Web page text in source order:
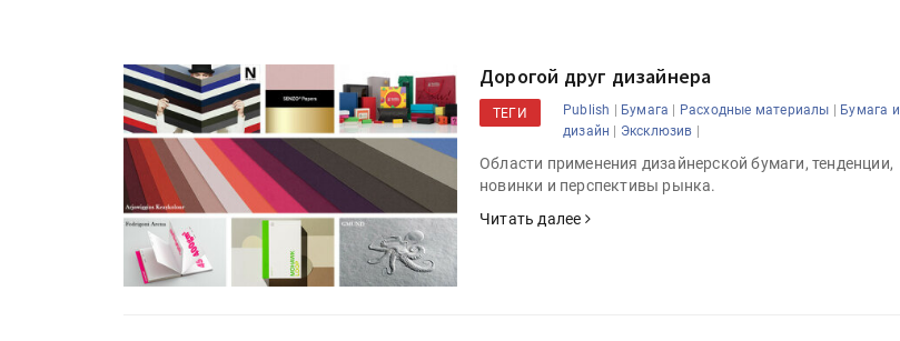
Дорогой друг дизайнера
ТЕГИ Publish | Бумага | Расходные материалы | Бумага и
дизайн | Эксклюзив |
Области применения дизайнерской бумаги, тенденции,
новинки и перспективы рынка.
Читать далее